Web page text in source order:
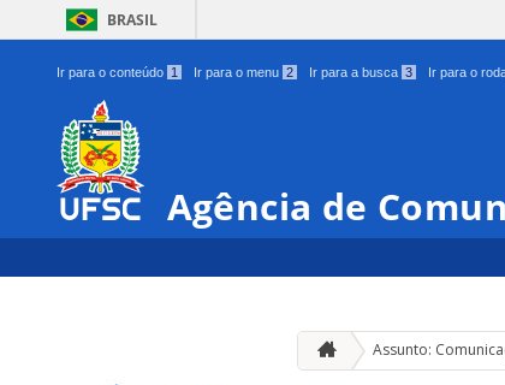
BRASIL
Ir para o conteúdo 1 Ir para o menu 2 Ir para a busca 3 Ir para o
Agência de
Assunto: